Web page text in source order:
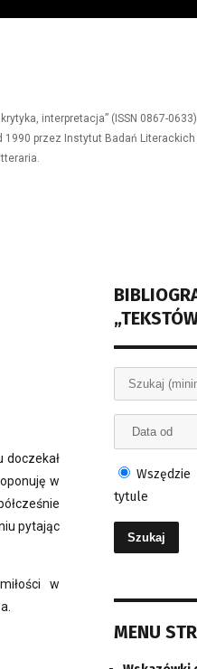
interpretacja” (ISSN 0867-
przez Instytut Badań Literackich
doczekał
w
pytając
w
Wszędzie
tytule
MENU